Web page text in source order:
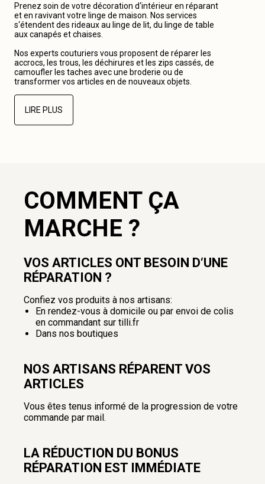
Prenez soin de votre décoration d‘intérieur en réparant
et en ravivant votre linge de maison. Nos services
s‘étendent des rideaux au linge de lit, du linge de table
aux canapés et chaises.
Nos experts couturiers vous proposent de réparer les
accrocs, les trous, les déchirures et les zips cassés, de
camoufler les taches avec une broderie ou de
transformer vos articles en de nouveaux objets.
LIRE PLUS
COMMENT ÇA
MARCHE ?
VOS ARTICLES ONT BESOIN D‘UNE
RÉPARATION ?
Confiez vos produits à nos artisans:
En rendez-vous à domicile ou par envoi de colis
en commandant sur tilli.fr
Dans nos boutiques
NOS ARTISANS RÉPARENT VOS
ARTICLES
Vous êtes tenus informé de la progression de votre
commande par mail.
LA RÉDUCTION DU BONUS
RÉPARATION EST IMMÉDIATE